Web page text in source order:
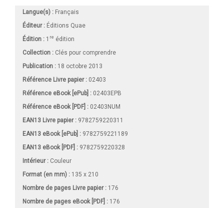
Langue(s) : Français
Éditeur : Éditions Quae
Édition : 1 re édition
Collection : Clés pour comprendre
Publication : 18 octobre 2013
Référence Livre papier : 02403
Référence eBook [ePub] : 02403EPB
Référence eBook [PDF] : 02403NUM
EAN13 Livre papier : 9782759220311
EAN13 eBook [ePub] : 9782759221189
EAN13 eBook [PDF] : 9782759220328
Intérieur : Couleur
Format (en mm) : 135 x 210
Nombre de pages Livre papier: 176
Nombre de pages eBook [PDF] : 176